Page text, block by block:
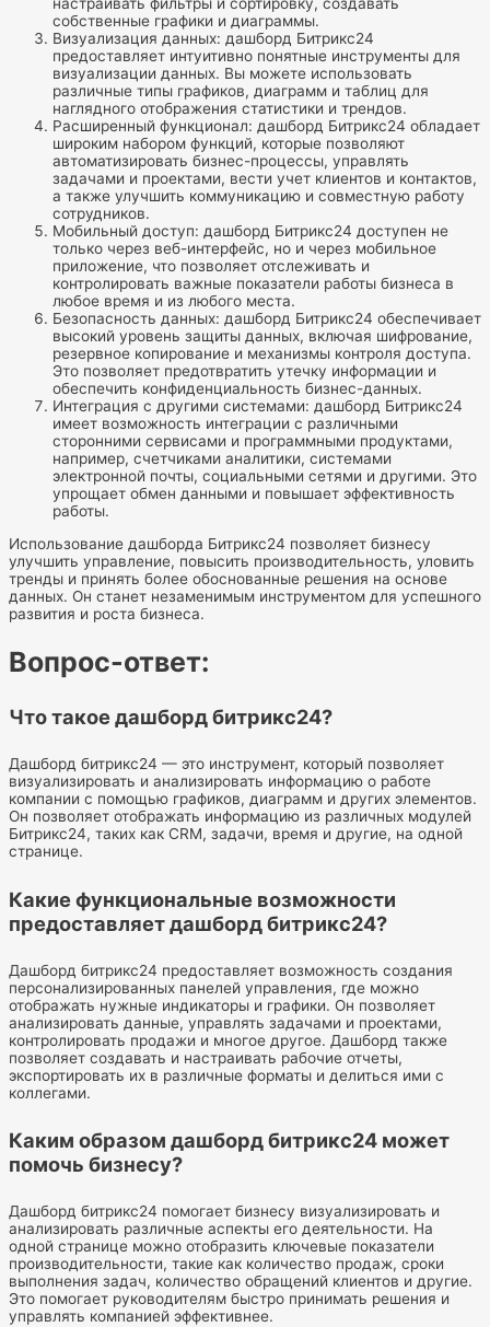
настраивать фильтры и сортировку, создавать
собственные графики и диаграммы.
Визуализация данных: дашборд Битрикс24
предоставляет интуитивно понятные инструменты для
визуализации данных. Вы можете использовать
различные типы графиков, диаграмм и таблиц для
наглядного отображения статистики и трендов.
Расширенный функционал: дашборд Битрикс24 обладает
широким набором функций, которые позволяют
автоматизировать бизнес-процессы, управлять
задачами и проектами, вести учет клиентов и контактов,
а также улучшить коммуникацию и совместную работу
сотрудников.
Мобильный доступ: дашборд Битрикс24 доступен не
только через веб-интерфейс, но и через мобильное
приложение, что позволяет отслеживать и
контролировать важные показатели работы бизнеса в
любое время и из любого места.
Безопасность данных: дашборд Битрикс24 обеспечивает
высокий уровень защиты данных, включая шифрование,
резервное копирование и механизмы контроля доступа.
Это позволяет предотвратить утечку информации и
обеспечить конфиденциальность бизнес-данных.
Интеграция с другими системами: дашборд Битрикс24
имеет возможность интеграции с различными
сторонними сервисами и программными продуктами,
например, счетчиками аналитики, системами
электронной почты, социальными сетями и другими. Это
упрощает обмен данными и повышает эффективность
работы.
Использование дашборда Битрикс24 позволяет бизнесу
улучшить управление, повысить производительность, уловить
тренды и принять более обоснованные решения на основе
данных. Он станет незаменимым инструментом для успешного
развития и роста бизнеса.
Вопрос-ответ:
Что такое дашборд битрикс24?
Дашборд битрикс24 — это инструмент, который позволяет
визуализировать и анализировать информацию о работе
компании с помощью графиков, диаграмм и других элементов.
Он позволяет отображать информацию из различных модулей
Битрикс24, таких как CRM, задачи, время и другие, на одной
странице.
Какие функциональные возможности
предоставляет дашборд битрикс24?
Дашборд битрикс24 предоставляет возможность создания
персонализированных панелей управления, где можно
отображать нужные индикаторы и графики. Он позволяет
анализировать данные, управлять задачами и проектами,
контролировать продажи и многое другое. Дашборд также
позволяет создавать и настраивать рабочие отчеты,
экспортировать их в различные форматы и делиться ими с
коллегами.
Каким образом дашборд битрикс24 может
помочь бизнесу?
Дашборд битрикс24 помогает бизнесу визуализировать и
анализировать различные аспекты его деятельности. На
одной странице можно отобразить ключевые показатели
производительности, такие как количество продаж, сроки
выполнения задач, количество обращений клиентов и другие.
Это помогает руководителям быстро принимать решения и
управлять компанией эффективнее.